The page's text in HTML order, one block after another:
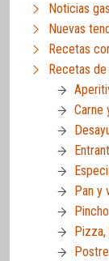
Noticias
Nuevas
Recetas
Recetas
Carne
Pan y